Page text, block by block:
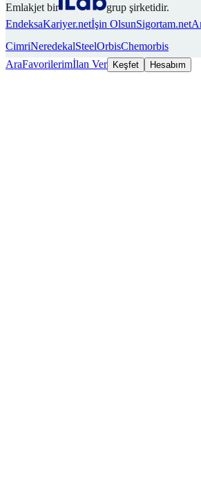
Emlakjet bir
grup şirketidir.
EndeksaKariyer.netİşin OlsunSigortam.net
CimriNeredekalSteelOrbisChemorbis
AraFavorilerimİlan Ver Keşfet Hesabım